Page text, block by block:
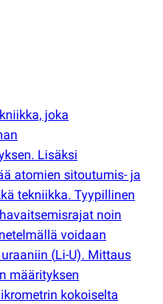
joka
Lisäksi
atomien sitoutumis- ja
tekniikka. Tyypillinen
noin
voidaan
(Li-U). Mittaus
määrityksen
kokoiselta